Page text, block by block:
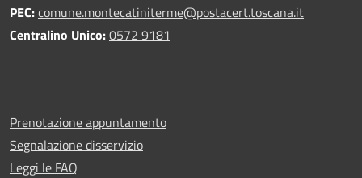
PEC:comune.montecatiniterme@postacert.toscana.it
Centralino Unico:0572 9181
Prenotazione appuntamento
Segnalazione disservizio
Leggi le FAQ